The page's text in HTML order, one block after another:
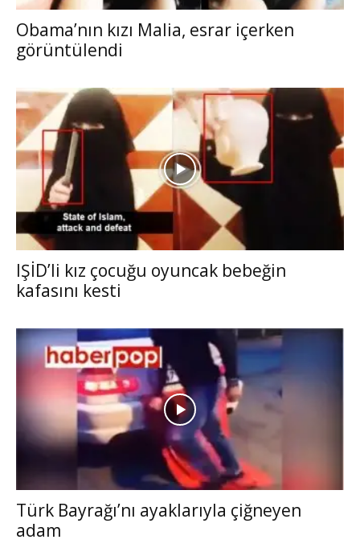
Obama’nın kızı Malia, esrar içerken
görüntülendi
IŞİD’li kız çocuğu oyuncak bebeğin
kafasını kesti
Türk Bayrağı’nı ayaklarıyla çiğneyen
adam